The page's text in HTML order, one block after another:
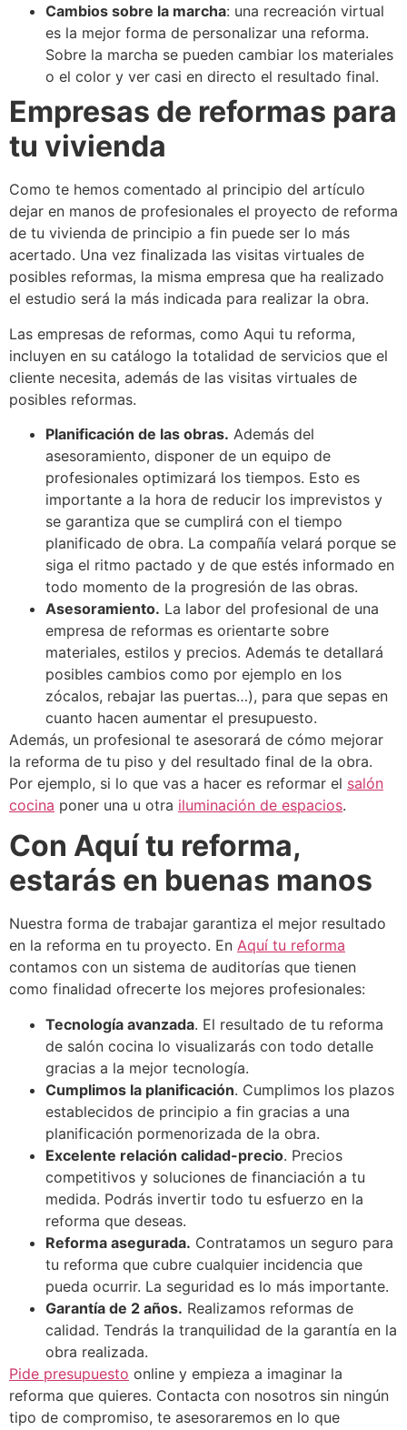
Cambios sobre la marcha: una recreación virtual
es la mejor forma de personalizar una reforma.
Sobre la marcha se pueden cambiar los materiales
o el color y ver casi en directo el resultado final.
Empresas de reformas para
tu vivienda
Como te hemos comentado al principio del artículo
dejar en manos de profesionales el proyecto de reforma
de tu vivienda de principio a fin puede ser lo más
acertado. Una vez finalizada las visitas virtuales de
posibles reformas, la misma empresa que ha realizado
el estudio será la más indicada para realizar la obra.
Las empresas de reformas, como Aqui tu reforma,
incluyen en su catálogo la totalidad de servicios que el
cliente necesita, además de las visitas virtuales de
posibles reformas.
Planificación de las obras. Además del
asesoramiento, disponer de un equipo de
profesionales optimizará los tiempos. Esto es
importante a la hora de reducir los imprevistos y
se garantiza que se cumplirá con el tiempo
planificado de obra. La compañía velará porque se
siga el ritmo pactado y de que estés informado en
todo momento de la progresión de las obras.
Asesoramiento. La labor del profesional de una
empresa de reformas es orientarte sobre
materiales, estilos y precios. Además te detallará
posibles cambios como por ejemplo en los
zócalos, rebajar las puertas…), para que sepas en
cuanto hacen aumentar el presupuesto.
Además, un profesional te asesorará de cómo mejorar
la reforma de tu piso y del resultado final de la obra.
Por ejemplo, si lo que vas a hacer es reformar el salón
cocina poner una u otra iluminación de espacios.
Con Aquí tu reforma,
estarás en buenas manos
Nuestra forma de trabajar garantiza el mejor resultado
en la reforma en tu proyecto. En Aquí tu reforma
contamos con un sistema de auditorías que tienen
como finalidad ofrecerte los mejores profesionales:
Tecnología avanzada. El resultado de tu reforma
de salón cocina lo visualizarás con todo detalle
gracias a la mejor tecnología.
Cumplimos la planificación. Cumplimos los plazos
establecidos de principio a fin gracias a una
planificación pormenorizada de la obra.
Excelente relación calidad-precio. Precios
competitivos y soluciones de financiación a tu
medida. Podrás invertir todo tu esfuerzo en la
reforma que deseas.
Reforma asegurada. Contratamos un seguro para
tu reforma que cubre cualquier incidencia que
pueda ocurrir. La seguridad es lo más importante.
Garantía de 2 años. Realizamos reformas de
calidad. Tendrás la tranquilidad de la garantía en la
obra realizada.
Pide presupuesto online y empieza a imaginar la
reforma que quieres. Contacta con nosotros sin ningún
tipo de compromiso, te asesoraremos en lo que